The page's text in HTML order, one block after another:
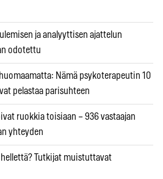
ja analyyttisen ajattelun
odotettu
Nämä psykoterapeutin 10
pelastaa parisuhteen
ruokkia toisiaan – 936 vastaajan
yhteyden
Tutkijat muistuttavat